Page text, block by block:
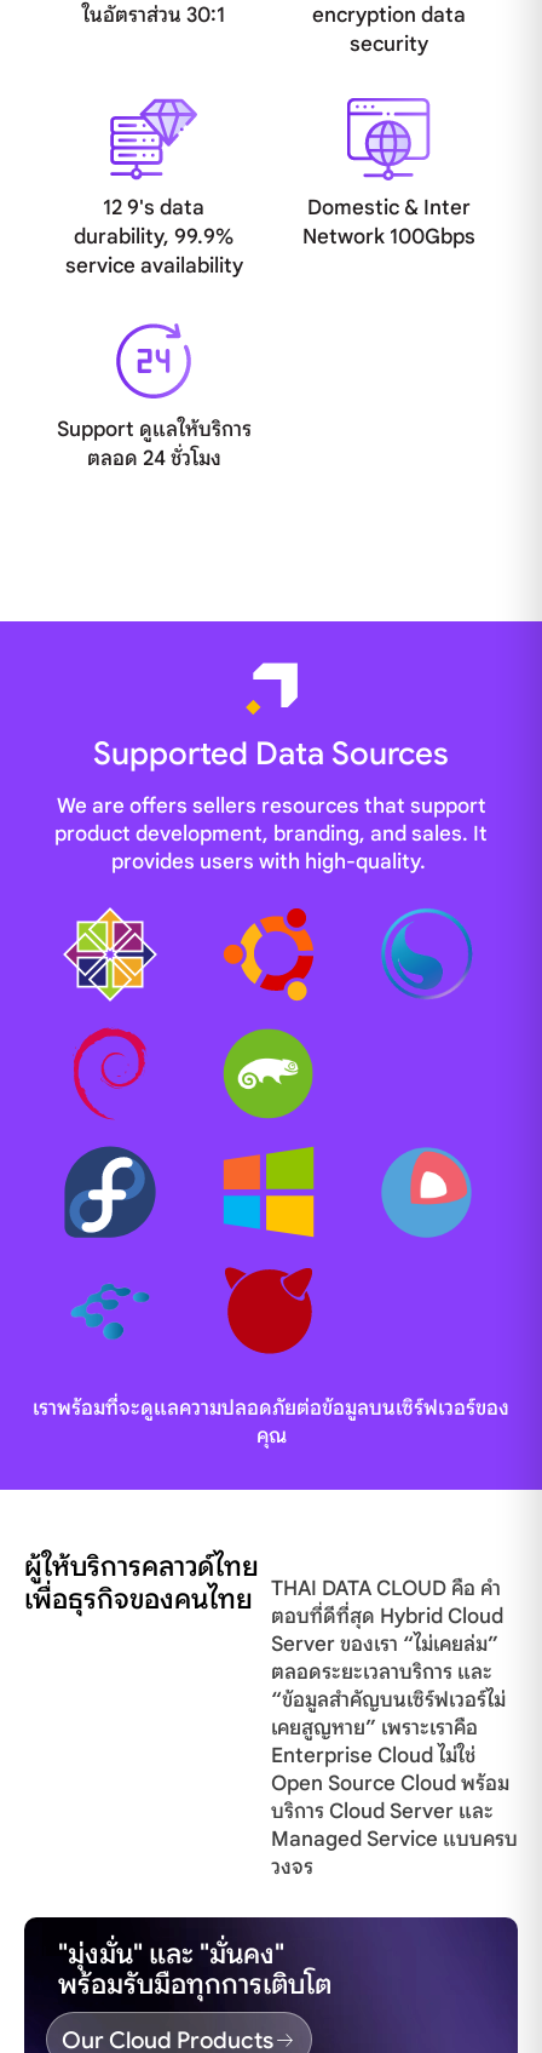
ในอัตราส่วน 30:1
encryption data
security
12 9's data
durability, 99.9%
service availability
Domestic & Inter
Network 100Gbps
Support ดูแลให้บริการ
ตลอด 24 ชั่วโมง
Supported Data Sources
We are offers sellers resources that support
product development, branding, and sales. It
provides users with high-quality.
เราพร้อมที่จะดูแลความปลอดภัยต่อข้อมูลบนเซิร์ฟเวอร์ของ
คุณ
ผู้ให้บริการคลาวด์ไทย
เพื่อธุรกิจของคนไทย
THAI DATA CLOUD คือ คำ
ตอบที่ดีที่สุด Hybrid Cloud
Server ของเรา “ไม่เคยล่ม”
ตลอดระยะเวลาบริการ และ
“ข้อมูลสำคัญบนเซิร์ฟเวอร์ไม่
เคยสูญหาย” เพราะเราคือ
Enterprise Cloud ไม่ใช่
Open Source Cloud พร้อม
บริการ Cloud Server และ
Managed Service แบบครบ
วงจร
"มุ่งมั่น" และ "มั่นคง"
พร้อมรับมือทุกการเติบโต
Our Cloud Products